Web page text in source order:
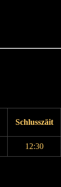
Schlusszäit
12:30